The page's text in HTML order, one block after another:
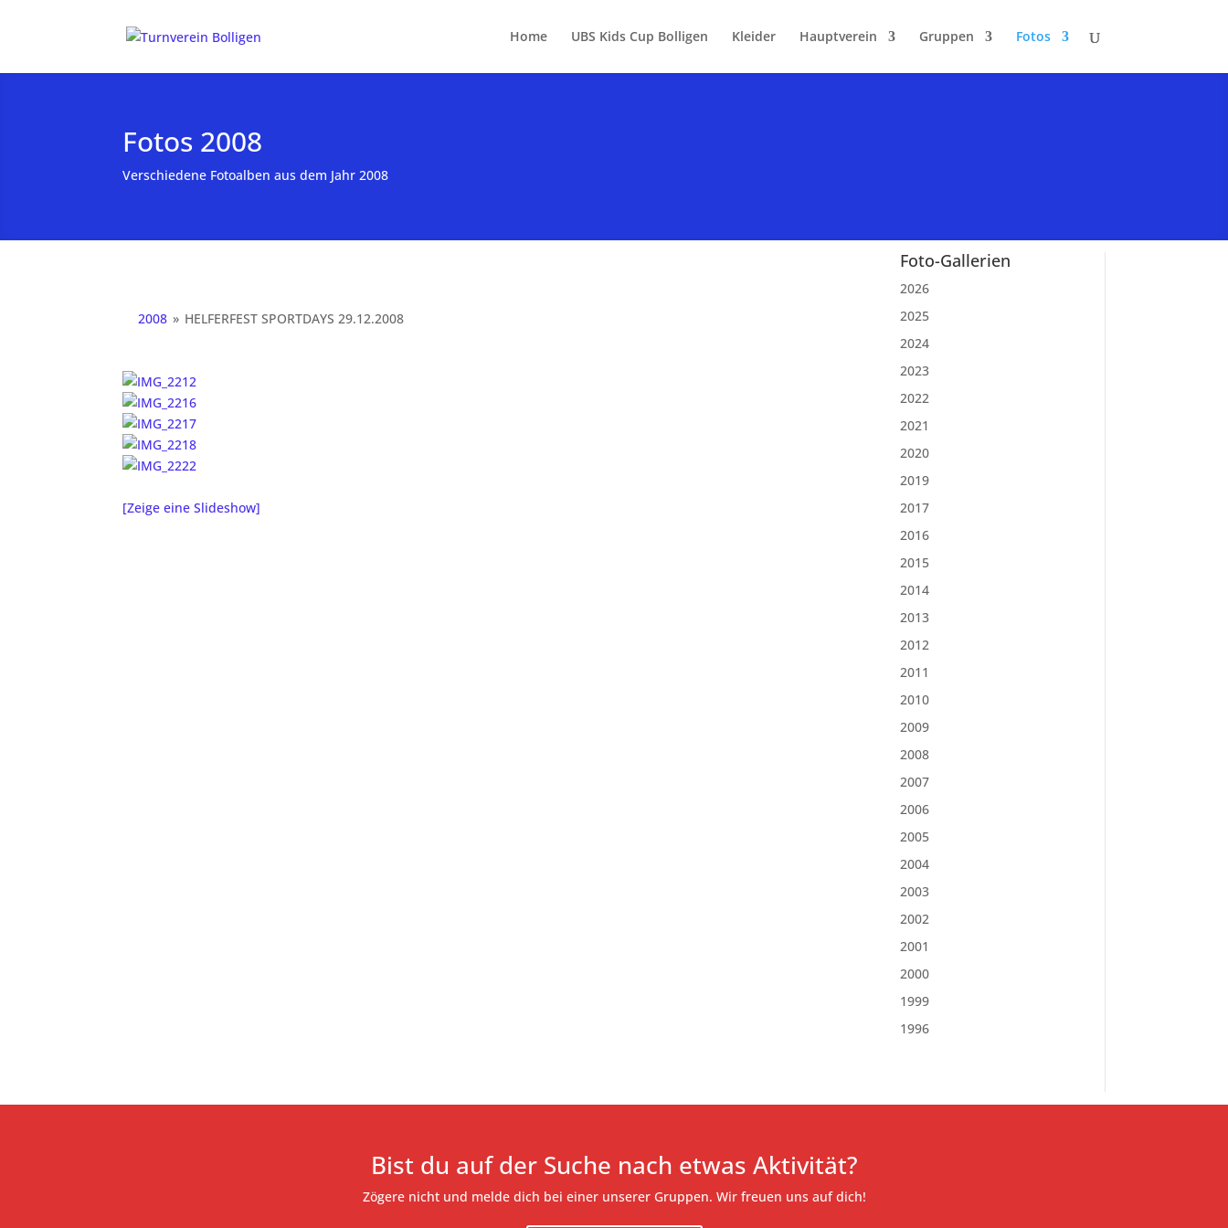
Home UBS Kids Cup Bolligen Kleider Hauptverein Gruppen Fotos
Fotos 2008
Verschiedene Fotoalben aus dem Jahr 2008
2008 » HELFERFEST SPORTDAYS 29.12.2008
[Zeige eine Slideshow]
Foto-Gallerien
2026
2025
2024
2023
2022
2021
2020
2019
2017
2016
2015
2014
2013
2012
2011
2010
2009
2008
2007
2006
2005
2004
2003
2002
2001
2000
1999
1996
Bist du auf der Suche nach etwas Aktivität?
Zögere nicht und melde dich bei einer unserer Gruppen. Wir freuen uns auf dich!